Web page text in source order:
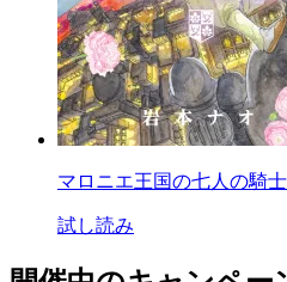
マロニエ王国の七人の騎士
試し読み